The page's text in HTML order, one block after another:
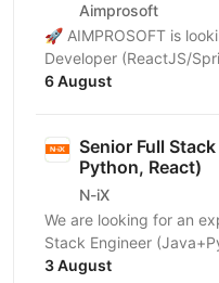
Aimprosoft
🚀 AIMPROSOFT is
Developer (ReactJS/Spring Boot)!
growing IT company, is
6 August
Senior Full
Python, React)
N-iX
We are looking for an
Stack Engineer
development team. Our customer – integrated
3 August